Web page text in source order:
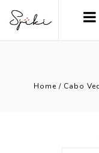
Home / Cabo